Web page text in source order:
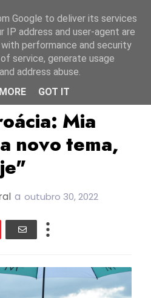
Mia Dimšić
Mia
novo tema,
a outubro 30, 2022
Google to deliver its services
IP address and user-agent are
performance and security
service, generate usage
address abuse.
GOT IT